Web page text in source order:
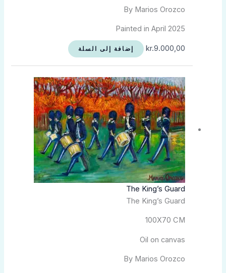
By Marios Orozco
Painted in April 2025
kr.9.000,00 إضافة إلى السلة
The King’s Guard
The King’s Guard
100X70 CM
Oil on canvas
By Marios Orozco